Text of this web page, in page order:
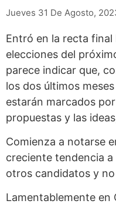
Jueves 31 De Agosto,
Entró en la recta final
elecciones del
parece indicar que,
los dos últimos
estarán marcados
propuestas y las
Comienza a notarse
creciente tendencia
otros candidatos y
Lamentablemente en